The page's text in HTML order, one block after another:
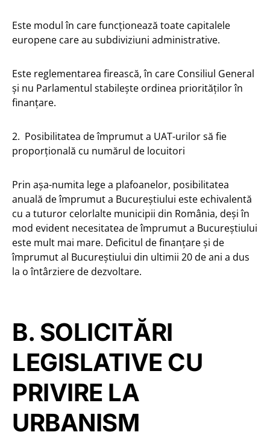
Este modul în care funcționează toate capitalele
europene care au subdiviziuni administrative.
Este reglementarea firească, în care Consiliul General
și nu Parlamentul stabilește ordinea priorităților în
finanțare.
2. Posibilitatea de împrumut a UAT-urilor să fie
proporțională cu numărul de locuitori
Prin așa-numita lege a plafoanelor, posibilitatea
anuală de împrumut a Bucureștiului este echivalentă
cu a tuturor celorlalte municipii din România, deși în
mod evident necesitatea de împrumut a Bucureștiului
este mult mai mare. Deficitul de finanțare și de
împrumut al Bucureștiului din ultimii 20 de ani a dus
la o întârziere de dezvoltare.
B. SOLICITĂRI
LEGISLATIVE CU
PRIVIRE LA
URBANISM